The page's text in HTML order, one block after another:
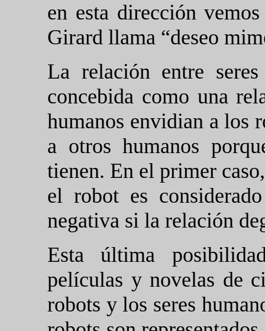
en esta dirección
Girard llama “deseo
La relación entre
concebida como una
humanos envidian a los
a otros humanos
tienen. En el primer
el robot es
negativa si la relación
Esta última
películas y novelas de
robots y los seres